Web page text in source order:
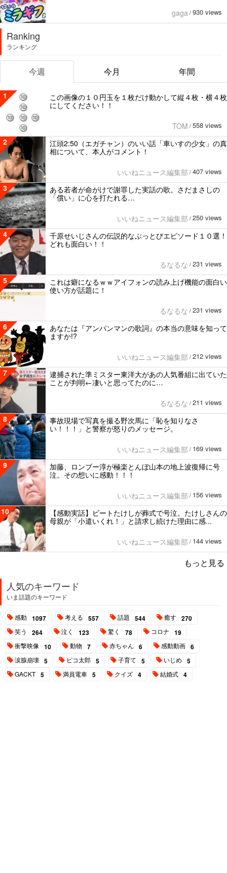
gaga / 930 views
Ranking
ランキング
今週 今月 年間
1
この画像の１０円玉を１枚だけ動かして縦４枚・横４枚
にしてください！！
TOM / 558 views
2
江頭2:50（エガチャン）のいい話「車いすの少女」の真
相について、本人がコメント！
いいねニュース編集部 / 407 views
3
ある若者が命がけで謝罪した実話の歌。さだまさしの
「償い」に心を打たれる…
いいねニュース編集部 / 250 views
4
千原せいじさんの伝説的なぶっとびエピソード１０選！
どれも面白い！！
るなるな / 231 views
5
これは癖になるｗｗアイフォンの読み上げ機能の面白い
使い方が話題に！
るなるな / 231 views
6
あなたは『アンパンマンの歌詞』の本当の意味を知って
ますか!?
いいねニュース編集部 / 212 views
7
逮捕された準ミスター東洋大があの人気番組に出ていた
ことが判明←凄いと思ってたのに…
るなるな / 211 views
8
事故現場で写真を撮る野次馬に「恥を知りなさ
い！！！」と警察が怒りのメッセージ。
いいねニュース編集部 / 169 views
9
加藤、ロンブー淳が極楽とんぼ山本の地上波復帰に号
泣。その想いに感動！！！
いいねニュース編集部 / 156 views
10
【感動実話】ビートたけしが葬式で号泣。たけしさんの
母親が「小遣いくれ！」と請求し続けた理由に感...
いいねニュース編集部 / 144 views
もっと見る
人気のキーワード
いま話題のキーワード
感動 1097 考える 557 話題 544 癒す 270
笑う 264 泣く 123 驚く 78 コロナ 19
衝撃映像 10 動物 7 赤ちゃん 6 感動動画 6
涙腺崩壊 5 ピコ太郎 5 子育て 5 いじめ 5
GACKT 5 満員電車 5 クイズ 4 結婚式 4